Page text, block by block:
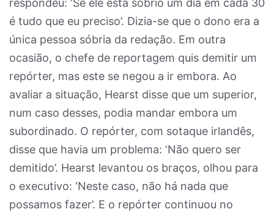
respondeu: ‘Se ele está sóbrio um dia em cada 30
é tudo que eu preciso’. Dizia-se que o dono era a
única pessoa sóbria da redação. Em outra
ocasião, o chefe de reportagem quis demitir um
repórter, mas este se negou a ir embora. Ao
avaliar a situação, Hearst disse que um superior,
num caso desses, podia mandar embora um
subordinado. O repórter, com sotaque irlandês,
disse que havia um problema: ‘Não quero ser
demitido’. Hearst levantou os braços, olhou para
o executivo: ‘Neste caso, não há nada que
possamos fazer’. E o repórter continuou no